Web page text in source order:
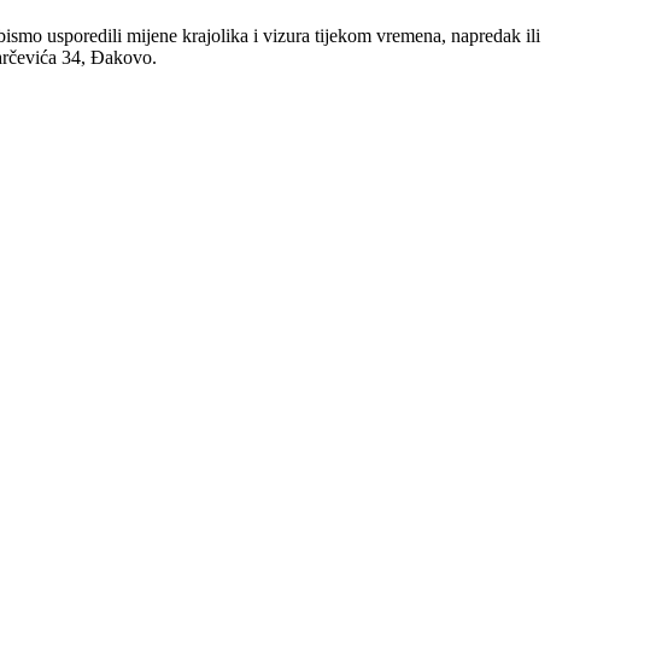
usporedili mijene krajolika i vizura tijekom vremena, napredak ili
34, Đakovo.